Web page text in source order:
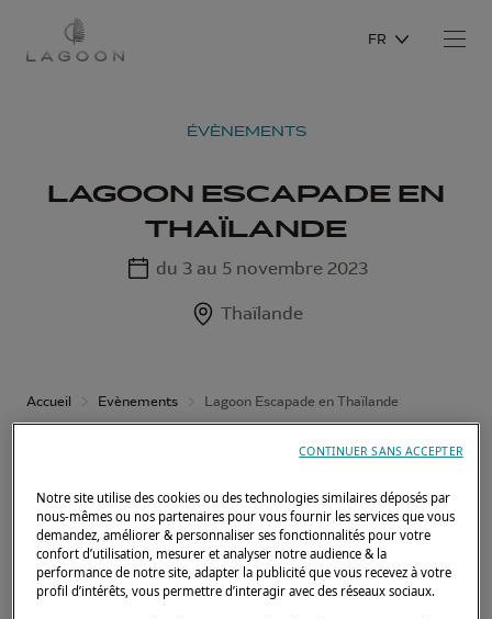
FR
ÉVÈNEMENTS
LAGOON ESCAPADE EN
THAÏLANDE
du 3 au 5 novembre 2023
Thaïlande
Accueil Evènements Lagoon Escapade en Thaïlande
Notre site utilise des cookies ou des technologies similaires déposés par
nous-mêmes ou nos partenaires pour vous fournir les services que vous
demandez, améliorer & personnaliser ses fonctionnalités pour votre
confort d’utilisation, mesurer et analyser notre audience & la
performance de notre site, adapter la publicité que vous recevez à votre
profil d’intérêts, vous permettre d’interagir avec des réseaux sociaux.
CONTINUER SANS ACCEPTER